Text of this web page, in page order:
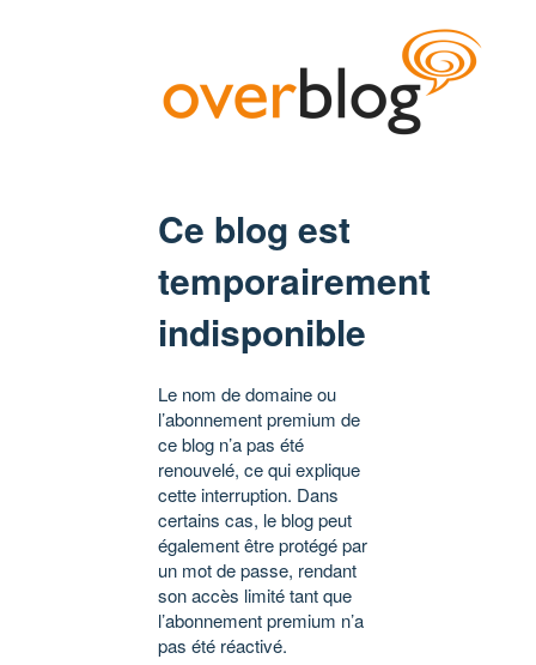
Ce blog est
temporairement
indisponible
Le nom de domaine ou
l’abonnement premium de
ce blog n’a pas été
renouvelé, ce qui explique
cette interruption. Dans
certains cas, le blog peut
également être protégé par
un mot de passe, rendant
son accès limité tant que
l’abonnement premium n’a
pas été réactivé.